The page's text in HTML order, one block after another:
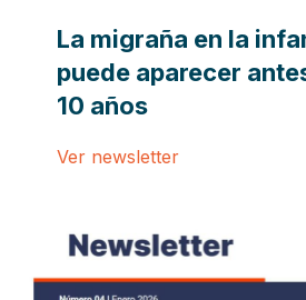
La migraña en la
puede aparecer
10 años
Ver newsletter